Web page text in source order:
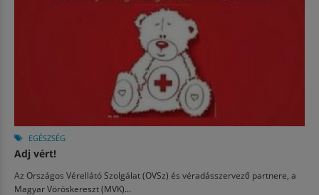
EGÉSZSÉG
Adj vért!
Az Országos Vérellátó Szolgálat (OVSz) és véradásszervező partnere, a
Magyar Vöröskereszt (MVK)...